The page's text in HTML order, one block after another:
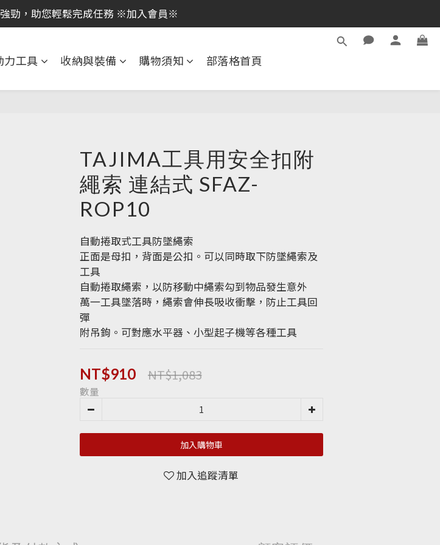
享免運費，工具補貨趁現在！立即逛活動商品
勁，助您輕鬆完成任務 ※加入會員※
力工具 收納與裝備 購物須知 部落格首頁
TAJIMA工具用安全扣附
繩索 連結式 SFAZ-
ROP10
自動捲取式工具防墜繩索
正面是母扣，背面是公扣。可以同時取下防墜繩索及
工具
自動捲取繩索，以防移動中繩索勾到物品發生意外
萬一工具墜落時，繩索會伸長吸收衝擊，防止工具回
彈
附吊鉤。可對應水平器、小型起子機等各種工具
NT$910 NT$1,083
數量
加入購物車
加入追蹤清單